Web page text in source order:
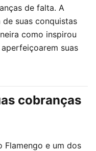
de falta. A
suas conquistas
como inspirou
suas
cobranças
Flamengo e um dos